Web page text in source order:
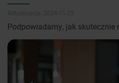
Podpowiadamy, jak skutecznie